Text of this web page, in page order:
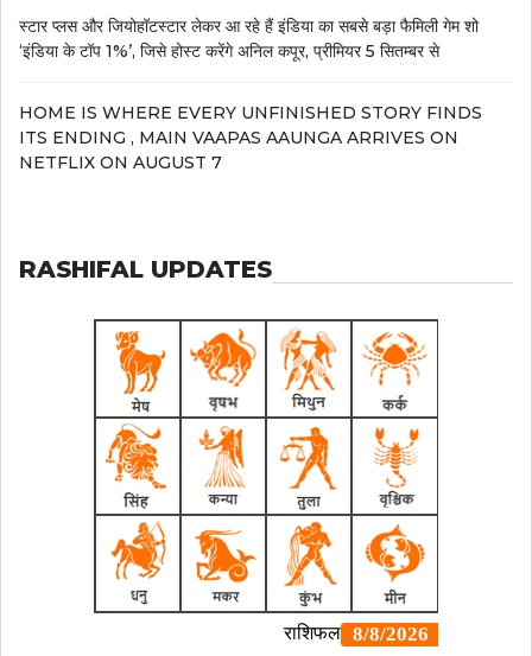
स्टार प्लस और जियोहॉटस्टार लेकर आ रहे हैं इंडिया का सबसे बड़ा फैमिली गेम शो
‘इंडिया के टॉप 1%’, जिसे होस्ट करेंगे अनिल कपूर, प्रीमियर 5 सितम्बर से
HOME IS WHERE EVERY UNFINISHED STORY FINDS
ITS ENDING , MAIN VAAPAS AAUNGA ARRIVES ON
NETFLIX ON AUGUST 7
RASHIFAL UPDATES